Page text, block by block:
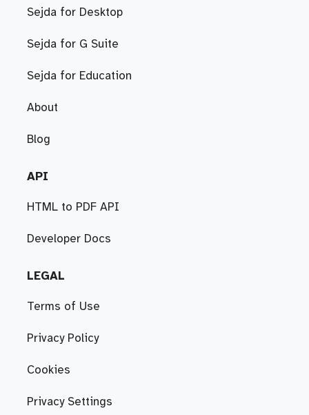
Sejda for Desktop
Sejda for G Suite
Sejda for Education
About
Blog
API
HTML to PDF API
Developer Docs
LEGAL
Terms of Use
Privacy Policy
Cookies
Privacy Settings